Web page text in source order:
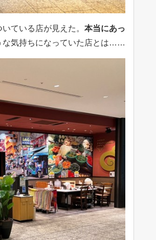
ている店が見えた。 本当にあっ
な気持ちになっていた店とは……